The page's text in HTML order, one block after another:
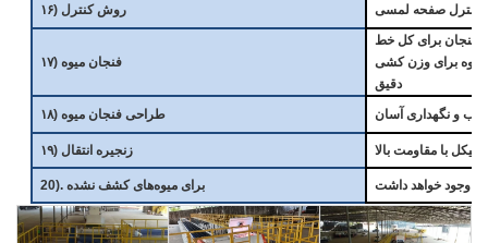
۱۶) روش کنترل
۱۷) فنجان میوه
فنجان برای کل خط
میوه برای وزن کشی
دقیق
۱۸) طراحی فنجان میوه
نصب و نگهداری آسان
۱۹) زنجیره انتقال نیکل با مقاومت بالا
20). برای میوه‌های کشف نشده